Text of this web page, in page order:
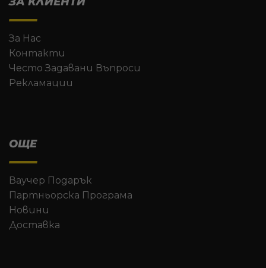
За Нас
Контакти
Често Задавани Въпроси
Рекламации
ОЩЕ
Ваучер Подарък
Партньорска Програма
Новини
Доставка